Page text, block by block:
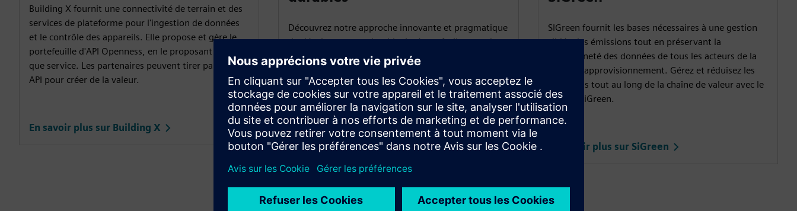
Building X fournit une connectivité de terrain et des
services de plateforme pour l'ingestion de données
et le contrôle des appareils. Elle propose et gère le
portefeuille d'API Openness, en le proposant en tant
que service. Les partenaires peuvent tirer parti des
API pour créer de la valeur.
En savoir plus sur Building X
Découvrez notre approche innovante et pragmatique
du développement durable. Intégrez facilement des
fonctionnalités respectueuses de l'environnement
dans vos projets. Tirez parti de la durabilité axée sur
les données pour avoir un impact positif tout en
restant pratique.
En savoir plus sur les industries durables
SIGreen fournit les bases nécessaires à une gestion
ciblée des émissions tout en préservant la
souveraineté des données de tous les acteurs de la
chaîne d'approvisionnement. Gérez et réduisez les
émissions tout au long de la chaîne de valeur avec le
logiciel SiGreen.
En savoir plus sur SiGreen